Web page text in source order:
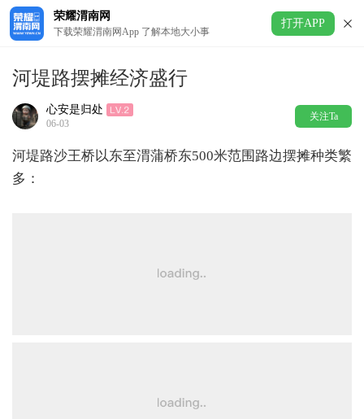
荣耀渭南网
下载荣耀渭南网App 了解本地大小事
打开APP
河堤路摆摊经济盛行
心安是归处
06-03
关注Ta
河堤路沙王桥以东至渭蒲桥东500米范围路边摆摊种类繁
多：